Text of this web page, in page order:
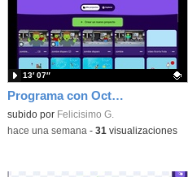
Programa con OctoStudio, un juego de disparos contra Zombies con un cargador basado en el House of the dead
Contenido educativo.
subido por Felicisimo G.
13′ 07″
-hace una semana - 31 visualizaciones